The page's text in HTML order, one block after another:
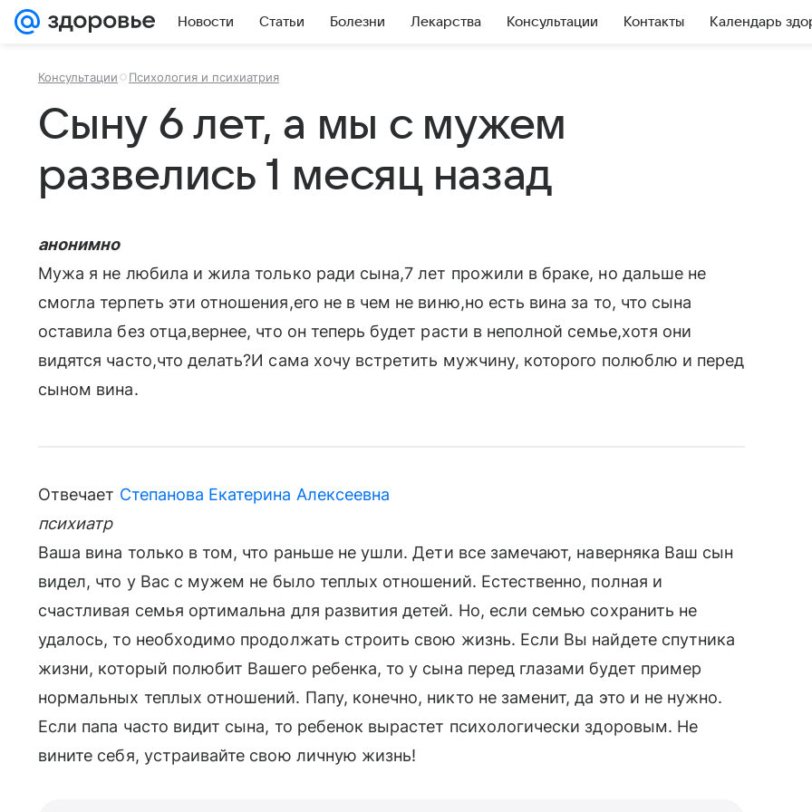
Новости Статьи Болезни Лекарства Консультации Контакты Календарь
Консультации Психология и психиатрия
Cыну 6 лет, а мы с мужем
развелись 1 месяц назад
анонимно
Мужа я не любила и жила только ради сына,7 лет прожили в браке, но дальше не
смогла терпеть эти отношения,его не в чем не виню,но есть вина за то, что сына
оставила без отца,вернее, что он теперь будет расти в неполной семье,хотя они
видятся часто,что делать?И сама хочу встретить мужчину, которого полюблю и перед
сыном вина.
Отвечает Степанова Екатерина Алексеевна
психиатр
Ваша вина только в том, что раньше не ушли. Дети все замечают, наверняка Ваш сын
видел, что у Вас с мужем не было теплых отношений. Естественно, полная и
счастливая семья ортимальна для развития детей. Но, если семью сохранить не
удалось, то необходимо продолжать строить свою жизнь. Если Вы найдете спутника
жизни, который полюбит Вашего ребенка, то у сына перед глазами будет пример
нормальных теплых отношений. Папу, конечно, никто не заменит, да это и не нужно.
Если папа часто видит сына, то ребенок вырастет психологически здоровым. Не
вините себя, устраивайте свою личную жизнь!